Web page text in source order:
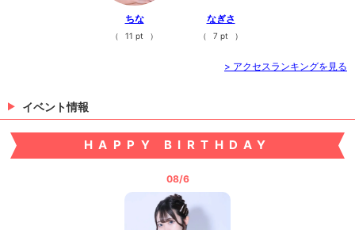
ちな
（ 11 pt ）
なぎさ
（ 7 pt ）
> アクセスランキングを見る
イベント情報
HAPPY BIRTHDAY
08/6